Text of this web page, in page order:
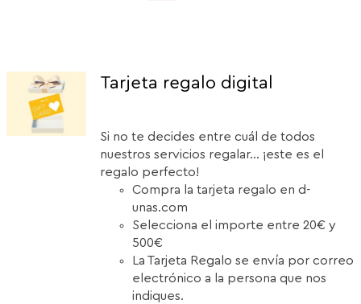
Tarjeta regalo digital
Si no te decides entre cuál de todos
nuestros servicios regalar... ¡este es el
regalo perfecto!
Compra la tarjeta regalo en d-
unas.com
Selecciona el importe entre 20€ y
500€
La Tarjeta Regalo se envía por correo
electrónico a la persona que nos
indiques.